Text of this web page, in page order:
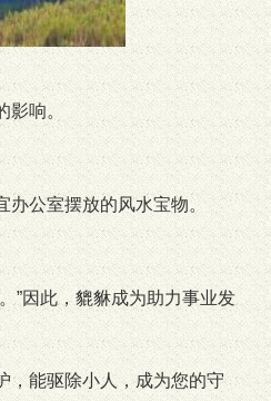
响。
办公室摆放的风水宝物。
”因此，貔貅成为助力事业发
，能驱除小人，成为您的守